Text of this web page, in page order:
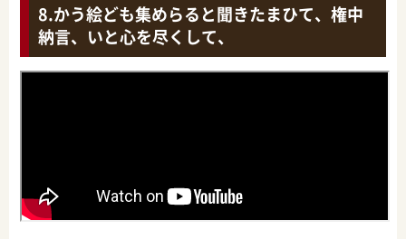
かう絵ども集めらると聞きたまひて、権中
納言、いと心を尽くして、